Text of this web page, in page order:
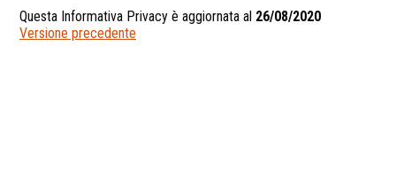
Questa Informativa Privacy è aggiornata al 26/08/2020
Versione precedente